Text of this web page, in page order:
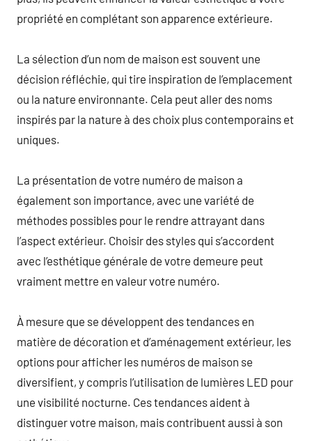
propriété en complétant son apparence extérieure.
La sélection d’un nom de maison est souvent une
décision réfléchie, qui tire inspiration de l’emplacement
ou la nature environnante. Cela peut aller des noms
inspirés par la nature à des choix plus contemporains et
uniques.
La présentation de votre numéro de maison a
également son importance, avec une variété de
méthodes possibles pour le rendre attrayant dans
l’aspect extérieur. Choisir des styles qui s’accordent
avec l’esthétique générale de votre demeure peut
vraiment mettre en valeur votre numéro.
À mesure que se développent des tendances en
matière de décoration et d’aménagement extérieur, les
options pour afficher les numéros de maison se
diversifient, y compris l’utilisation de lumières LED pour
une visibilité nocturne. Ces tendances aident à
distinguer votre maison, mais contribuent aussi à son